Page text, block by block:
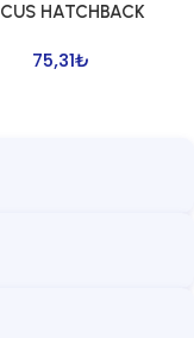
HATCHBACK
75,31₺